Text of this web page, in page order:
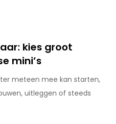
kies groot
mini’s
meteen mee kan starten,
uitleggen of steeds